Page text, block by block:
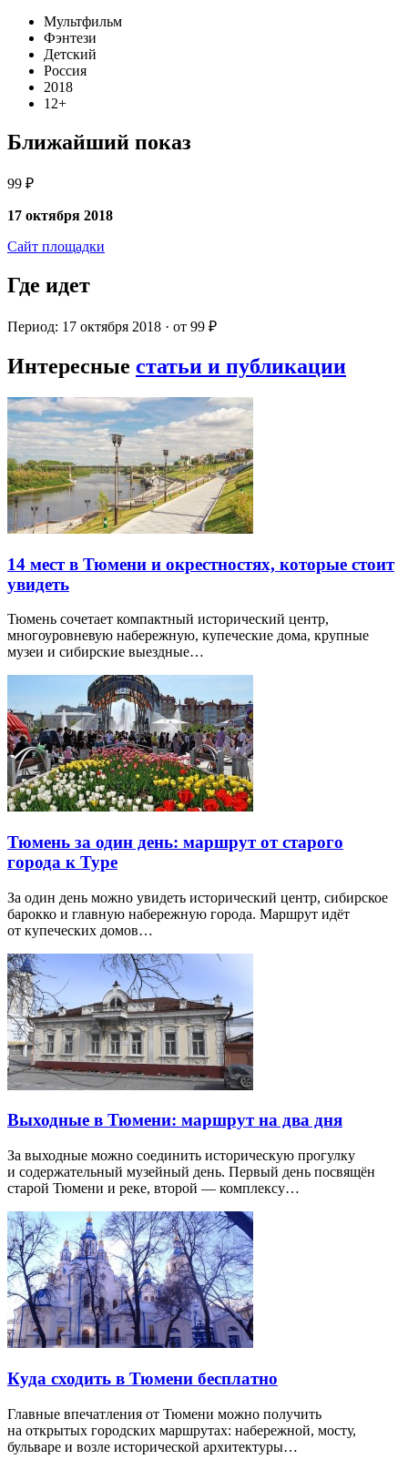
Мультфильм
Фэнтези
Детский
Россия
2018
12+
Ближайший показ
99 ₽
17 октября 2018
Сайт площадки
Где идет
Период: 17 октября 2018 · от 99 ₽
Интересные статьи и публикации
14 мест в Тюмени и окрестностях, которые стоит
увидеть
Тюмень сочетает компактный исторический центр,
многоуровневую набережную, купеческие дома, крупные
музеи и сибирские выездные…
Тюмень за один день: маршрут от старого
города к Туре
За один день можно увидеть исторический центр, сибирское
барокко и главную набережную города. Маршрут идёт
от купеческих домов…
Выходные в Тюмени: маршрут на два дня
За выходные можно соединить историческую прогулку
и содержательный музейный день. Первый день посвящён
старой Тюмени и реке, второй — комплексу…
Куда сходить в Тюмени бесплатно
Главные впечатления от Тюмени можно получить
на открытых городских маршрутах: набережной, мосту,
бульваре и возле исторической архитектуры…